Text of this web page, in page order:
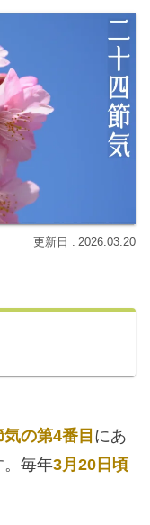
2026.03.20
の第4番目 にあ
。毎年3月20日頃